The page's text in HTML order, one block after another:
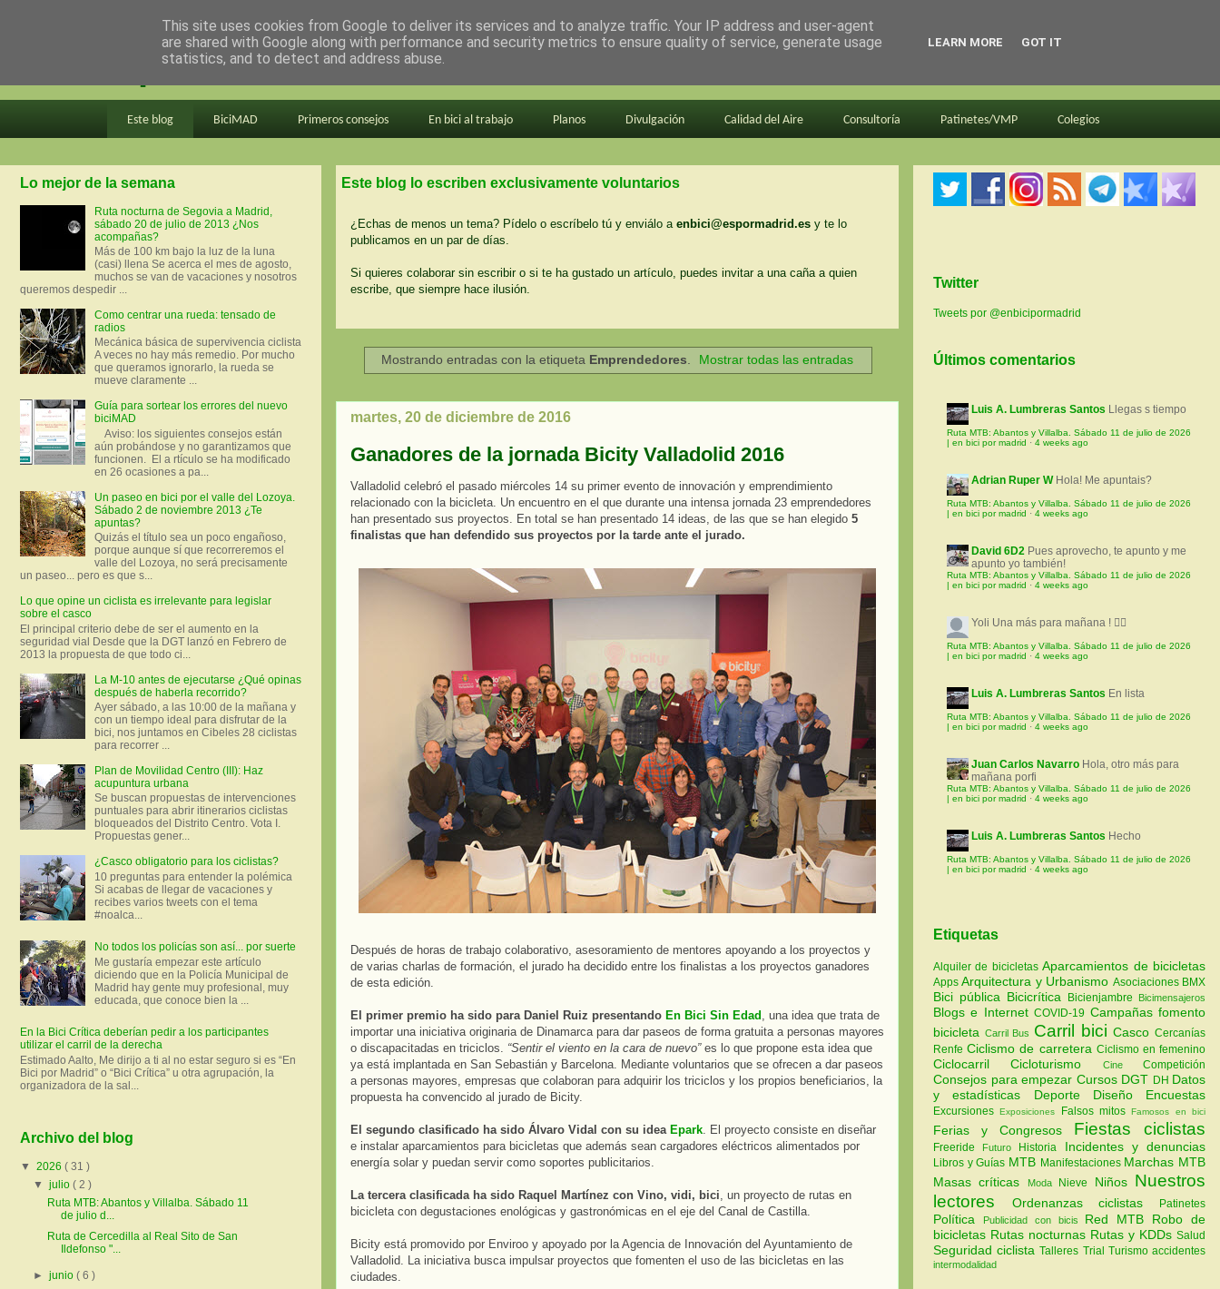
en bici por madrid
Este blog BiciMAD Primeros consejos En bici al trabajo Planos Divulgación Calidad del Aire Consultoría Patinetes/VMP Colegios
Este blog lo escriben exclusivamente voluntarios
¿Echas de menos un tema? Pídelo o escríbelo tú y enviálo a enbici@espormadrid.es y te lo
publicamos en un par de días.
Si quieres colaborar sin escribir o si te ha gustado un artículo, puedes invitar a una caña a quien
escribe, que siempre hace ilusión.
Mostrando entradas con la etiqueta Emprendedores Mostrar todas las entradas
martes, 20 de diciembre de 2016
Ganadores de la jornada Bicity Valladolid 2016
Valladolid celebró el pasado miércoles 14 su primer evento de innovación y emprendimiento
relacionado con la bicicleta. Un encuentro en el que durante una intensa jornada 23 emprendedores
han presentado sus proyectos. En total se han presentado 14 ideas, de las que se han elegido 5
finalistas que han defendido sus proyectos por la tarde ante el jurado.
Después de horas de trabajo colaborativo, asesoramiento de mentores apoyando a los proyectos y
de varias charlas de formación, el jurado ha decidido entre los finalistas a los proyectos ganadores
de esta edición.
El primer premio ha sido para Daniel Ruiz presentando En Bici Sin Edad , una idea que trata de
importar una iniciativa originaria de Dinamarca para dar paseos de forma gratuita a personas mayores
o discapacitadas en triciclos. “Sentir el viento en la cara de nuevo”es lo que propone esta idea que
ya está implantada en San Sebastián y Barcelona. Mediante voluntarios que se ofrecen a dar paseos
a personas mayores, empresas que colaboran para adquirir los triciclos y los propios beneficiarios, la
propuesta ha convencido al jurado de Bicity.
El segundo clasificado ha sido Álvaro Vidal con su idea Epark. El proyecto consiste en diseñar
e instalar aparcamientos para bicicletas que además sean cargadores eléctricos alimentados por
energía solar y puedan servir como soportes publicitarios.
La tercera clasificada ha sido Raquel Martínez con Vino, vidi, bici, un proyecto de rutas en
bicicleta con degustaciones enológicas y gastronómicas en el eje del Canal de Castilla.
Bicity está promovido por Enviroo y apoyado por la Agencia de Innovación del Ayuntamiento de
Valladolid. La iniciativa busca impulsar proyectos que fomenten el uso de las bicicletas en las
ciudades.
Lo mejor de la semana
Ruta nocturna de Segovia a Madrid,
sábado 20 de julio de 2013 ¿Nos
acompañas?
Más de 100 km bajo la luz de la luna
(casi) llena Se acerca el mes de agosto,
muchos se van de vacaciones y nosotros
queremos despedir ...
Como centrar una rueda: tensado de
radios
Mecánica básica de supervivencia ciclista
A veces no hay más remedio. Por mucho
que queramos ignorarlo, la rueda se
mueve claramente ...
Guía para sortear los errores del nuevo
biciMAD
Aviso: los siguientes consejos están
aún probándose y no garantizamos que
funcionen. El a rtículo se ha modificado
en 26 ocasiones a pa...
Un paseo en bici por el valle del Lozoya.
Sábado 2 de noviembre 2013 ¿Te
apuntas?
Quizás el título sea un poco engañoso,
porque aunque sí que recorreremos el
valle del Lozoya, no será precisamente
un paseo... pero es que s...
Lo que opine un ciclista es irrelevante para legislar
sobre el casco
El principal criterio debe de ser el aumento en la
seguridad vial Desde que la DGT lanzó en Febrero de
2013 la propuesta de que todo ci...
La M-10 antes de ejecutarse ¿Qué opinas
después de haberla recorrido?
Ayer sábado, a las 10:00 de la mañana y
con un tiempo ideal para disfrutar de la
bici, nos juntamos en Cibeles 28 ciclistas
para recorrer ...
Plan de Movilidad Centro (III): Haz
acupuntura urbana
Se buscan propuestas de intervenciones
puntuales para abrir itinerarios ciclistas
bloqueados del Distrito Centro. Vota I.
Propuestas gener...
¿Casco obligatorio para los ciclistas?
10 preguntas para entender la polémica
Si acabas de llegar de vacaciones y
recibes varios tweets con el tema
#noalca...
No todos los policías son así... por suerte
Me gustaría empezar este artículo
diciendo que en la Policía Municipal de
Madrid hay gente muy profesional, muy
educada, que conoce bien la ...
En la Bici Crítica deberían pedir a los participantes
utilizar el carril de la derecha
Estimado Aalto, Me dirijo a ti al no estar seguro si es “En
Bici por Madrid” o “Bici Crítica” u otra agrupación, la
organizadora de la sal...
Archivo del blog
▼ 2026 ( 31 )
▼julio( 2 )
Ruta MTB: Abantos y Villalba. Sábado 11
de julio d...
Ruta de Cercedilla al Real Sito de San
Ildefonso "...
►junio( 6 )
Twitter
Tweets por @enbicipormadrid
Últimos comentarios
Luis A. Lumbreras Santos Llegas s tiempo
Ruta MTB: Abantos y Villalba. Sábado 11 de julio de 2026
| en bici por madrid · 4 weeks ago
Adrian Ruper W Hola! Me apuntais?
Ruta MTB: Abantos y Villalba. Sábado 11 de julio de 2026
| en bici por madrid · 4 weeks ago
David 6D2 Pues aprovecho, te apunto y me
apunto yo también!
Ruta MTB: Abantos y Villalba. Sábado 11 de julio de 2026
| en bici por madrid · 4 weeks ago
Yoli Una más para mañana ! 🚵‍♀️
Ruta MTB: Abantos y Villalba. Sábado 11 de julio de 2026
| en bici por madrid · 4 weeks ago
Luis A. Lumbreras Santos En lista
Ruta MTB: Abantos y Villalba. Sábado 11 de julio de 2026
| en bici por madrid · 4 weeks ago
Juan Carlos Navarro Hola, otro más para
mañana porfi
Ruta MTB: Abantos y Villalba. Sábado 11 de julio de 2026
| en bici por madrid · 4 weeks ago
Luis A. Lumbreras Santos Hecho
Ruta MTB: Abantos y Villalba. Sábado 11 de julio de 2026
| en bici por madrid · 4 weeks ago
Etiquetas
Alquiler de bicicletasAparcamientos de bicicletas
AppsArquitectura y Urbanismo Asociaciones BMX
Bici pública Bicicrítica Bicienjambre Bicimensajeros
Blogs e InternetCOVID-19 Campañas fomento
bicicleta Carril Bus Carril biciCascoCercanías
RenfeCiclismo de carretera Ciclismo en femenino
CiclocarrilCicloturismo CineCompetición
Consejos para empezar Cursos DGT DH Datos
y estadísticas Deporte Diseño Encuestas
ExcursionesExposiciones Falsos mitosFamosos en bici
Ferias y Congresos Fiestas ciclistas
Freeride Futuro Historia Incidentes y denuncias
Libros y Guías MTB Manifestaciones Marchas MTB
Masas críticas
Moda Nieve Niños Nuestros
lectores
Ordenanzas ciclistas Patinetes
Política Publicidad con bicis Red MTB Robo de
bicicletas Rutas nocturnas Rutas y KDDs Salud
Seguridad ciclistaTalleres Trial Turismoaccidentes
intermodalidad
This site uses cookies from Google to deliver its services and to analyze traffic. Your IP address and user-agent
are shared with Google along with performance and security metrics to ensure quality of service, generate usage
statistics, and to detect and address abuse.
LEARN MORE GOT IT